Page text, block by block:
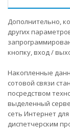
Дополнительно,
других
кнопку, вход /
Накопленные
сотовой связи
посредством
выделенный
сеть Интернет
диспетчерским